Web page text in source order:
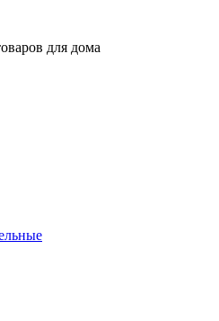
для дома